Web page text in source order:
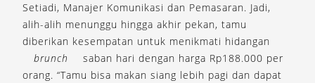
Setiadi, Manajer Komunikasi dan Pemasaran. Jadi,
alih-alih menunggu hingga akhir pekan, tamu
diberikan kesempatan untuk menikmati hidangan
brunch
saban hari dengan harga Rp188.000 per
orang. “Tamu bisa makan siang lebih pagi dan dapat